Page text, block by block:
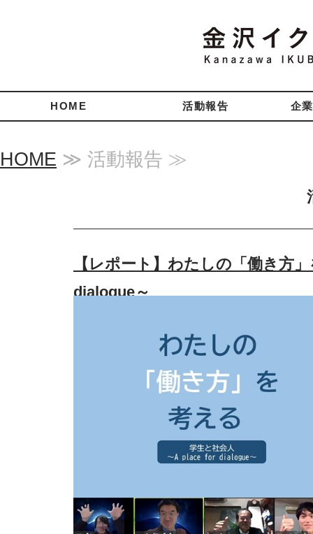
HOME 活動報告 企
HOME ≫ 活動報告 ≫
【レポート】わたしの「働き方
dialogue～